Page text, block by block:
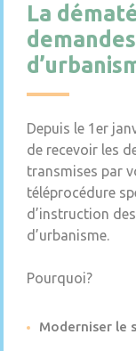
La
Depuis le 1er
de recevoir les
transmises par
téléprocédure
d’instruction
d’urbanisme.
Pourquoi?
Moderniser le